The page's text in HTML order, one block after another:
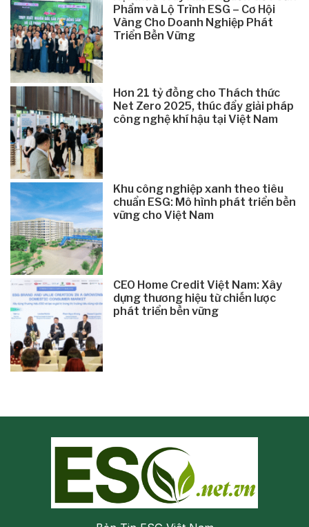
Phẩm và Lộ Trình ESG – Cơ Hội
Vàng Cho Doanh Nghiệp Phát
Triển Bền Vững
Hơn 21 tỷ đồng cho Thách thức
Net Zero 2025, thúc đẩy giải pháp
công nghệ khí hậu tại Việt Nam
Khu công nghiệp xanh theo tiêu
chuẩn ESG: Mô hình phát triển bền
vững cho Việt Nam
CEO Home Credit Việt Nam: Xây
dựng thương hiệu từ chiến lược
phát triển bền vững